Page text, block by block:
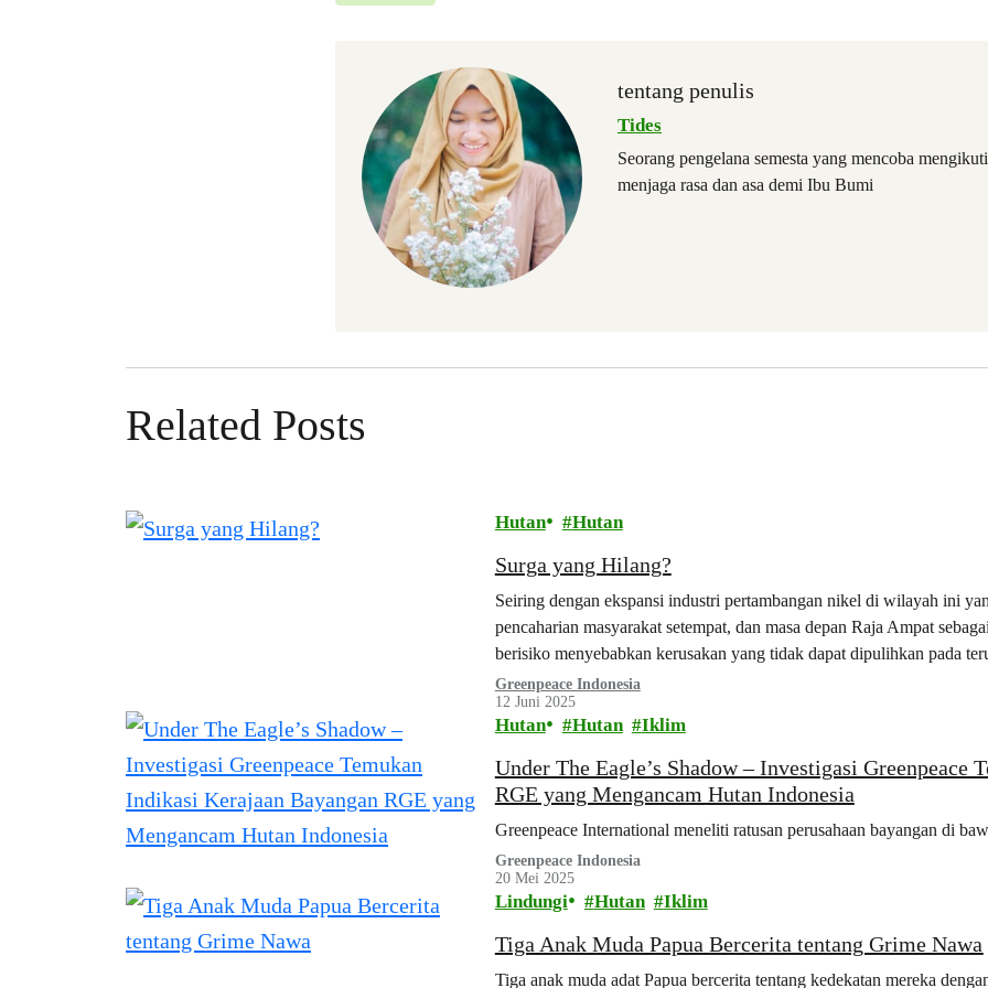
tentang penulis
Tides
Seorang pengelana semesta yang mencoba
menjaga rasa dan asa demi Ibu Bumi
Related Posts
Hutan Hutan
Surga yang Hilang?
Seiring dengan ekspansi industri pertambangan nikel di wilayah ini
pencaharian masyarakat setempat, dan masa depan Raja Ampat
berisiko menyebabkan kerusakan yang tidak dapat dipulihkan pada
sedimentasi, dan polusi.
Greenpeace Indonesia
12 Juni 2025
Hutan Hutan Iklim
Under The Eagle’s Shadow – Investigasi Greenpeace
RGE yang Mengancam Hutan Indonesia
Greenpeace International meneliti ratusan perusahaan bayangan di
Greenpeace Indonesia
20 Mei 2025
Lindungi Hutan Iklim
Tiga Anak Muda Papua Bercerita tentang Grime Nawa
Tiga anak muda adat Papua bercerita tentang kedekatan mereka